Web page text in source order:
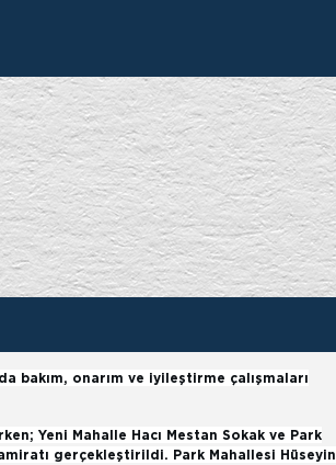
bakım, onarım ve iyileştirme çalışmaları
Yeni Mahalle Hacı Mestan Sokak ve Park
gerçekleştirildi. Park Mahallesi Hüseyin